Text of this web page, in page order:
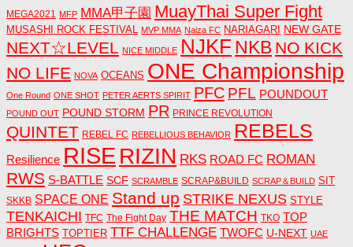
MEGA2021 MFP MMA甲子園 MuayThai Super Fight
MUSASHI ROCK FESTIVAL MVP MMA Naiza FC NARIAGARI NEW GATE
NEXT☆LEVEL NICE MIDDLE NJKF NKB NO KICK
NO LIFE NOVA OCEANS ONE Championship
One Round ONE SHOT PETER AERTS SPIRIT PFC PFL POUNDOUT
POUND OUT POUND STORM PR PRINCE REVOLUTION
QUINTET REBEL FC REBELLIOUS BEHAVIOR REBELS
Resilience RISE RIZIN RKS ROAD FC ROMAN
RWS S-BATTLE SCF SCRAMBLE SCRAP&BUILD SCRAP＆BUILD SIT
SKKB SPACE ONE Stand up STRIKE NEXUS STYLE
TENKAICHI TFC The Fight Day THE MATCH TKO TOP
BRIGHTS TOPTIER TTF CHALLENGE TWOFC U-NEXT UAE